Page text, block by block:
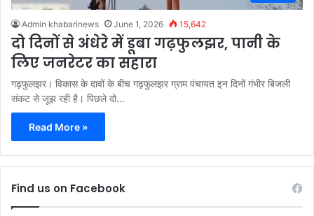
Admin khabarinews June 1, 2026 15,642
दो दिनों से अंधेरे में डूबा गढ़फुलझर, पानी के
लिए जनरेटर का सहारा
गढ़फुलझर। विकास के दावों के बीच गढ़फुलझर ग्राम पंचायत इन दिनों गंभीर बिजली
संकट से जूझ रही है। पिछले दो…
Read More »
Find us on Facebook